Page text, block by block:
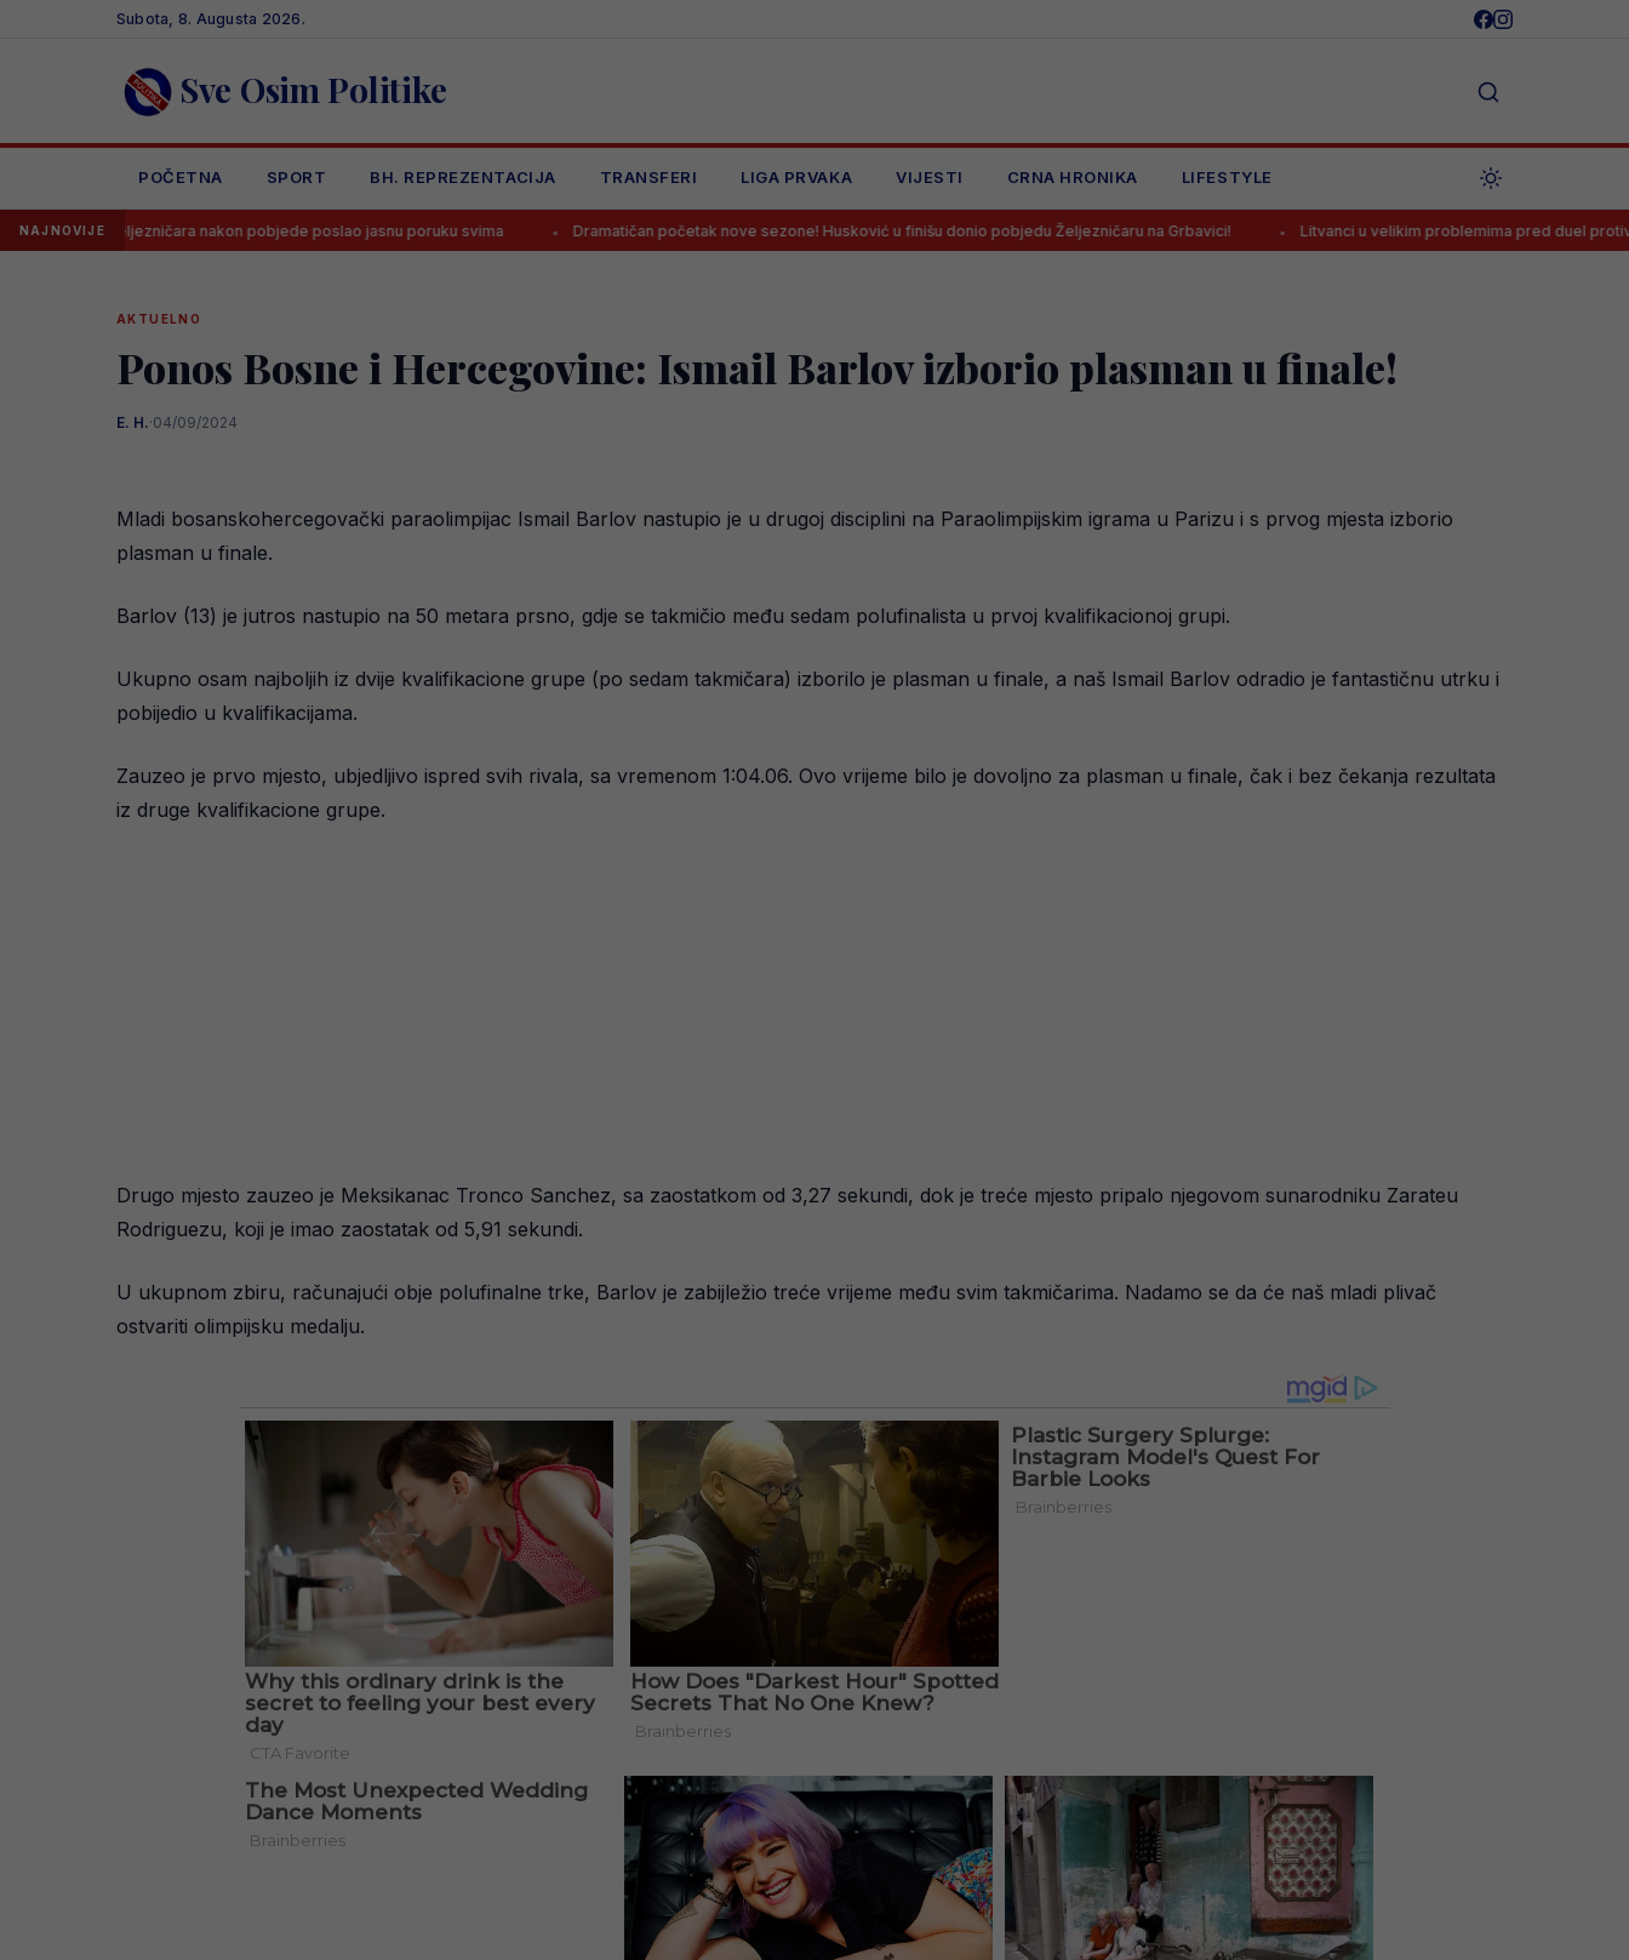
Subota, 8. Augusta 2026.
Sve Osim Politike
POČETNA SPORT BH. REPREZENTACIJA TRANSFERI LIGA PRVAKA VIJESTI CRNA HRONIKA LIFESTYLE
NAJNOVIJEnakon pobjede poslao jasnu poruku svima Dramatičan početak nove sezone! Husković u finišu donio pobjedu Željezničaru na Grbavici! Litvanci u velikim problemima pred duel protiv BiH
AKTUELNO
Ponos Bosne i Hercegovine: Ismail Barlov izborio plasman u finale!
E. H.·04/09/2024
Mladi bosanskohercegovački paraolimpijac Ismail Barlov nastupio je u drugoj disciplini na Paraolimpijskim igrama u Parizu i s prvog mjesta izborio
plasman u finale.
Barlov (13) je jutros nastupio na 50 metara prsno, gdje se takmičio među sedam polufinalista u prvoj kvalifikacionoj grupi.
Ukupno osam najboljih iz dvije kvalifikacione grupe (po sedam takmičara) izborilo je plasman u finale, a naš Ismail Barlov odradio je fantastičnu utrku i
pobijedio u kvalifikacijama.
Zauzeo je prvo mjesto, ubjedljivo ispred svih rivala, sa vremenom 1:04.06. Ovo vrijeme bilo je dovoljno za plasman u finale, čak i bez čekanja rezultata
iz druge kvalifikacione grupe.
Drugo mjesto zauzeo je Meksikanac Tronco Sanchez, sa zaostatkom od 3,27 sekundi, dok je treće mjesto pripalo njegovom sunarodniku Zarateu
Rodriguezu, koji je imao zaostatak od 5,91 sekundi.
U ukupnom zbiru, računajući obje polufinalne trke, Barlov je zabijležio treće vrijeme među svim takmičarima. Nadamo se da će naš mladi plivač
ostvariti olimpijsku medalju.